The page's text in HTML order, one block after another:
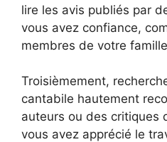
lire les avis publiés par
vous avez confiance,
membres de votre
Troisièmement,
cantabile hautement
auteurs ou des critiques
vous avez apprécié le